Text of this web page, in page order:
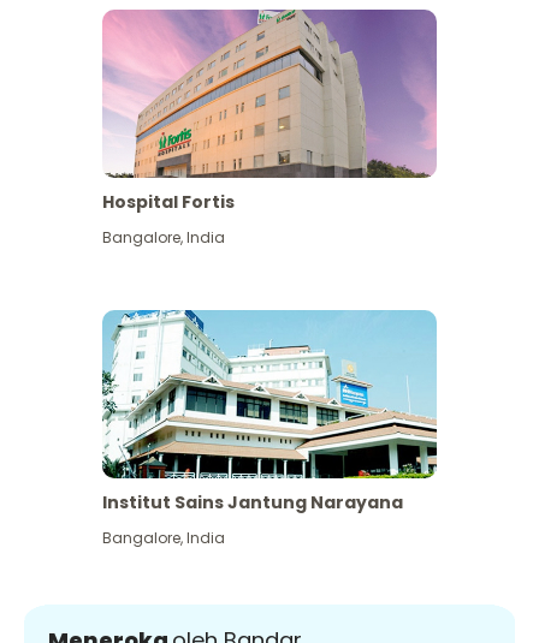
Hospital Fortis
Bangalore,India
Institut Sains Jantung Narayana
Bangalore,India